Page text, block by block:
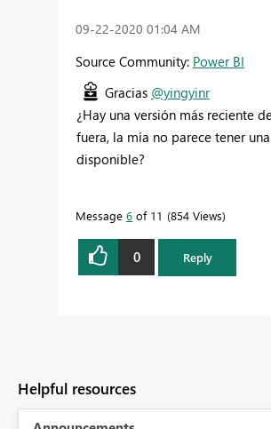
‎09-22-2020 01:04 AM
Source Community: Power BI
Gracias @yingyinr
¿Hay una versión más reciente
fuera, la mía no parece tener
disponible?
Message 6 of 11 854 Views
0 Reply
Helpful resources